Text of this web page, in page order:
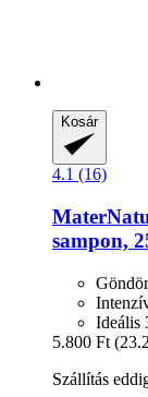
Kosár
4.1 (16)
sampon,
Ideális
5.800 Ft
Szállítás